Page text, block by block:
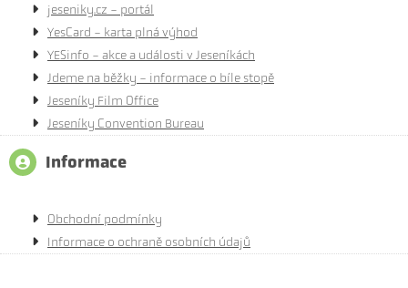
jeseniky.cz - portál
YesCard - karta plná výhod
YESinfo - akce a události v Jeseníkách
Jdeme na běžky - informace o bíle stopě
Jeseníky Film Office
Jeseníky Convention Bureau
Informace
Obchodní podmínky
Informace o ochraně osobních údajů